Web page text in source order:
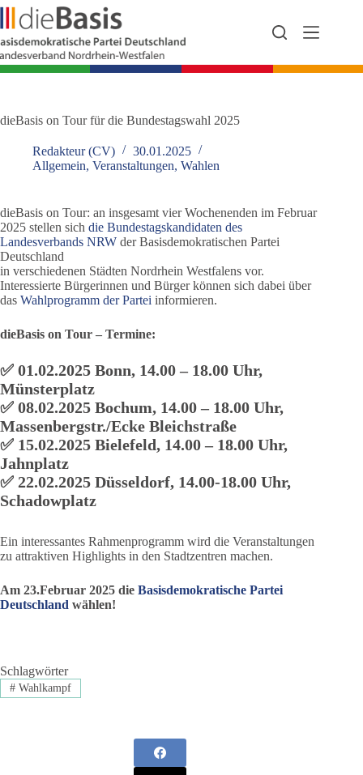
Zum
Inhalt
springen
dieBasis on Tour für die Bundestagswahl 2025
Redakteur (CV)
30.01.2025
Allgemein, Veranstaltungen, Wahlen
dieBasis on Tour: an insgesamt vier Wochenenden im Februar
2025 stellen sich die Bundestagskandidaten des
Landesverbands NRW der Basisdemokratischen Partei
Deutschland
in verschiedenen Städten Nordrhein Westfalens vor.
Interessierte Bürgerinnen und Bürger können sich dabei über
das Wahlprogramm der Partei informieren.
dieBasis on Tour – Termine:
✅ 01.02.2025 Bonn, 14.00 – 18.00 Uhr,
Münsterplatz
✅ 08.02.2025 Bochum, 14.00 – 18.00 Uhr,
Massenbergstr./Ecke Bleichstraße
✅ 15.02.2025 Bielefeld, 14.00 – 18.00 Uhr,
Jahnplatz
✅ 22.02.2025 Düsseldorf, 14.00-18.00 Uhr,
Schadowplatz
Ein interessantes Rahmenprogramm wird die Veranstaltungen
zu attraktiven Highlights in den Stadtzentren machen.
Am 23.Februar 2025 die Basisdemokratische Partei
Deutschland wählen!
Schlagwörter
#Wahlkampf